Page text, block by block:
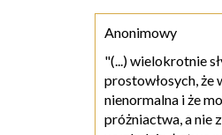
Anonimowy
"(...) wielokrotnie
prostowłosych, że
nienormalna i że
próżniactwa, a nie